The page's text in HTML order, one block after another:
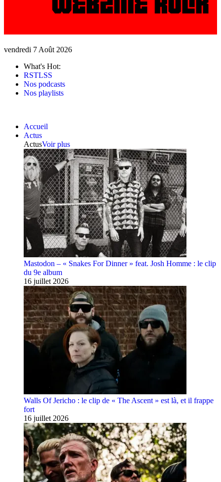
vendredi 7 Août 2026
What's Hot:
RSTLSS
Nos podcasts
Nos playlists
Accueil
Actus
ActusVoir plus
Mastodon – « Snakes For Dinner » feat. Josh Homme : le clip
du 9e album
16 juillet 2026
Walls Of Jericho : le clip de « The Ascent » est là, et il frappe
fort
16 juillet 2026